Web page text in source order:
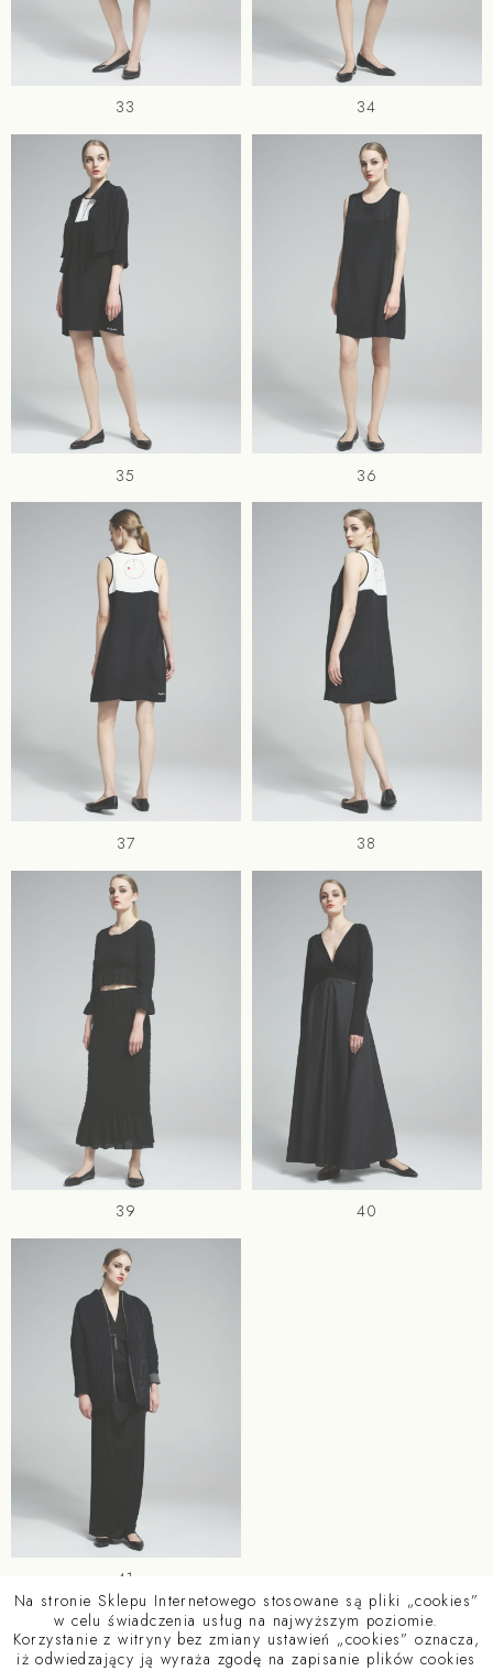
33 34
35 36
37 38
39 40
41
Na stronie Sklepu Internetowego stosowane są pliki „cookies”
w celu świadczenia usług na najwyższym poziomie.
Korzystanie z witryny bez zmiany ustawień „cookies” oznacza,
iż odwiedzający ją wyraża zgodę na zapisanie plików cookies